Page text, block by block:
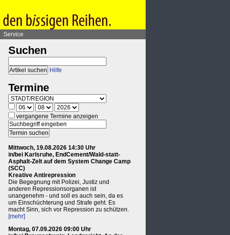
Service
Suchen
Hilfe
Termine
vergangene Termine anzeigen
Mittwoch, 19.08.2026 14:30 Uhr
in/bei Karlsruhe, EndCement/Wald-statt-
Asphalt-Zelt auf dem System Change Camp
(SCC)
Kreative Antirepression
Die Begegnung mit Polizei, Justiz und
anderen Repressionsorganen ist
unangenehm - und soll es auch sein, da es
um Einschüchterung und Strafe geht. Es
macht Sinn, sich vor Repression zu schützen.
[mehr]
Montag, 07.09.2026 09:00 Uhr